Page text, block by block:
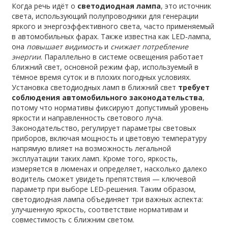
Когда речь идёт о светодиодная лампа,это источник
света, использующий полупроводники для генерации
яркого и энергоэффективного света, часто применяемый
в автомобильных фарах. Также известна как LED‑лампа,
она повышает видимость и снижает потребление
энергии. Параллельно в системе освещения работает
ближний свет,основной режим фар, используемый в
тёмное время суток и в плохих погодных условиях.
Установка светодиодных ламп в ближний свет требует
соблюдения автомобильного законодательства,
потому что нормативы фиксируют допустимый уровень
яркости и направленность светового луча.
Законодательство,регулирует параметры световых
приборов, включая мощность и цветовую температуру
напрямую влияет на возможность легальной
эксплуатации таких ламп. Кроме того,яркость,
измеряется в люменах и определяет, насколько далеко
водитель сможет увидеть препятствия — ключевой
параметр при выборе LED‑решения. Таким образом,
светодиодная лампа объединяет три важных аспекта:
улучшенную яркость, соответствие нормативам и
совместимость с ближним светом.